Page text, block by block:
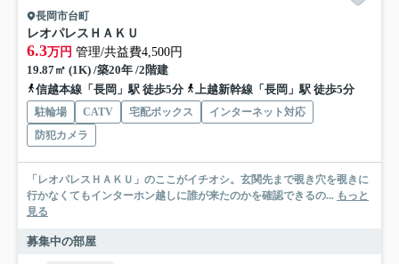
長岡市台町
レオパレスＨＡＫＵ
6.3万円 管理/共益費4,500円
19.87㎡ (1K) /築20年 /2階建
信越本線「長岡」駅 徒歩5分
上越新幹線「長岡」駅 徒歩5分
駐輪場 CATV 宅配ボックス
インターネット対応
防犯カメラ
「レオパレスＨＡＫＵ」のここがイチオシ。玄関先まで覗き穴を覗きに
行かなくてもインターホン越しに誰が来たのかを確認できるの... もっと
見る
募集中の部屋